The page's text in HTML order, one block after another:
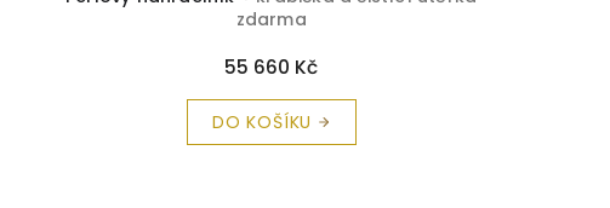
zdarma
55 660 Kč
DO KOŠÍKU